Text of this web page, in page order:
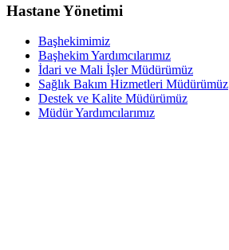
Hastane Yönetimi
Başhekimimiz
Başhekim Yardımcılarımız
İdari ve Mali İşler Müdürümüz
Sağlık Bakım Hizmetleri Müdürümüz
Destek ve Kalite Müdürümüz
Müdür Yardımcılarımız